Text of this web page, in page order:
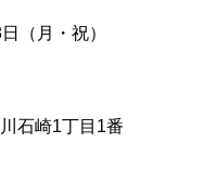
（月・祝）
石崎1丁目1番